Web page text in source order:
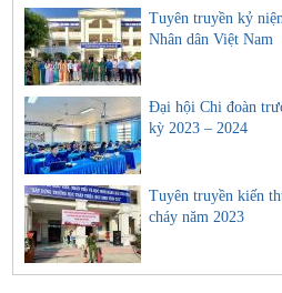
Tuyên truyền kỷ
Nhân dân Việt Nam
Đại hội Chi đoàn
kỳ 2023 – 2024
Tuyên truyền kiến
cháy năm 2023